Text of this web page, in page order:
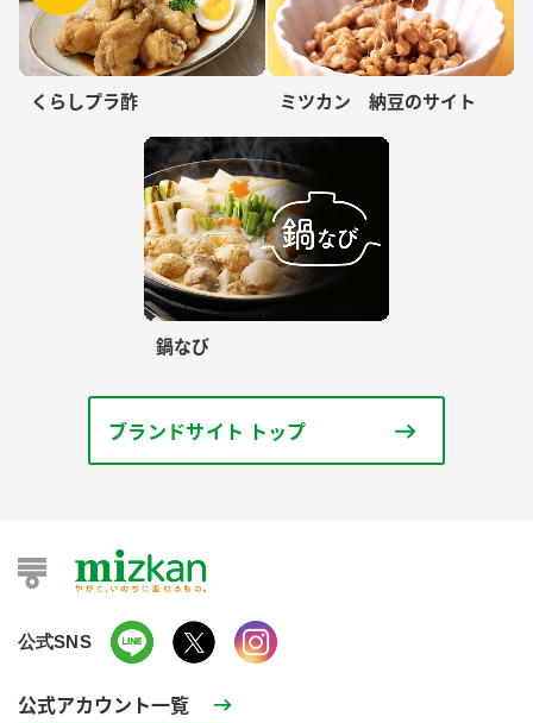
くらしプラ酢 ミツカン 納豆のサイト
鍋なび
ブランドサイト トップ
公式SNS
公式アカウント一覧